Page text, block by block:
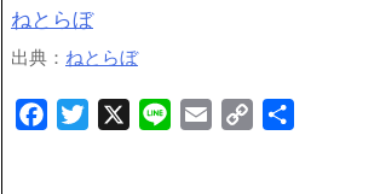
ねとらぼ
出典： ねとらぼ
FacebookTwitter Line Email
Copy